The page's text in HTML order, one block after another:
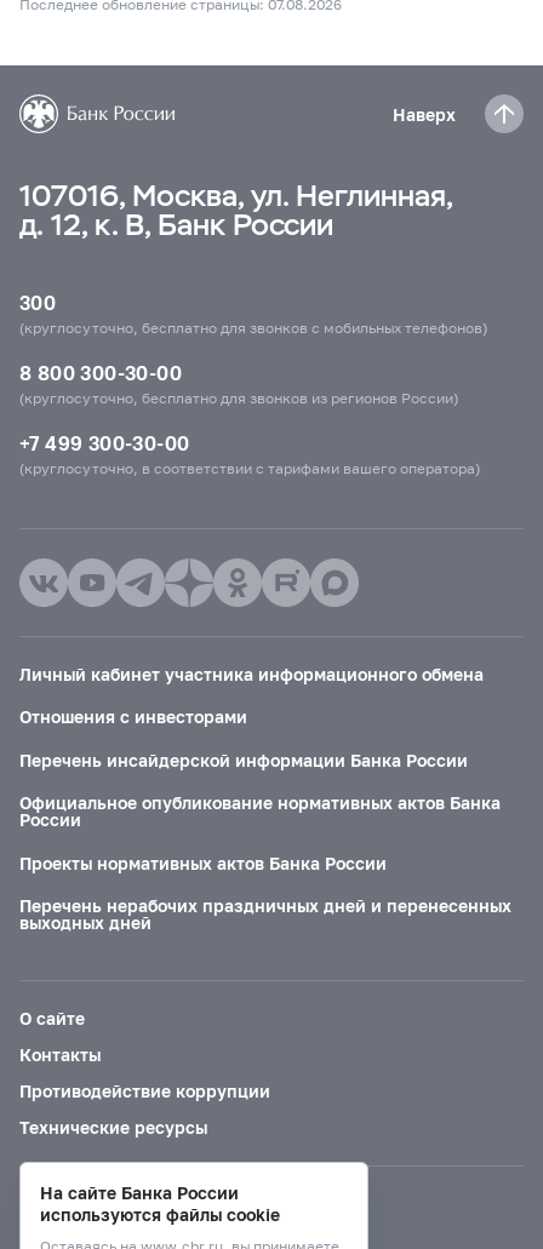
Последнее обновление страницы: 07.08.2026
Наверх
107016, Москва, ул. Неглинная,
д. 12, к. В, Банк России
300
(круглосуточно, бесплатно для звонков с мобильных телефонов)
8 800 300-30-00
(круглосуточно, бесплатно для звонков из регионов России)
+7 499 300-30-00
(круглосуточно, в соответствии с тарифами вашего оператора)
Личный кабинет участника информационного обмена
Отношения с инвесторами
Перечень инсайдерской информации Банка России
Официальное опубликование нормативных актов Банка
России
Проекты нормативных актов Банка России
Перечень нерабочих праздничных дней и перенесенных
выходных дней
О сайте
Контакты
Противодействие коррупции
Технические ресурсы
Версия для слабовидящих
На сайте Банка России
используются файлы cookie